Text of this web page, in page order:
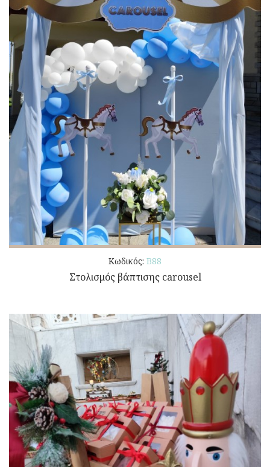
Κωδικός: Β88
Στολισμός βάπτισης carousel